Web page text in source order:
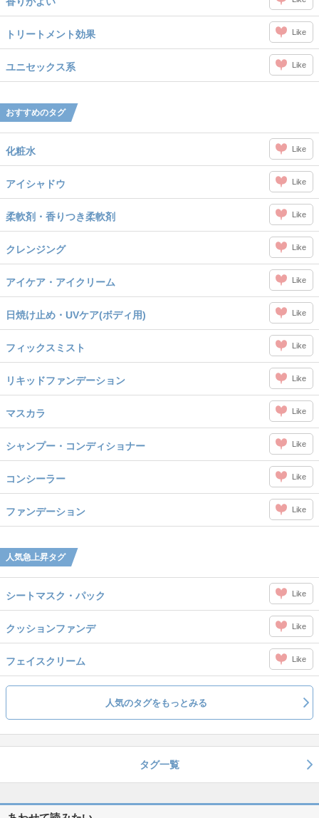
トリートメント効果 Like
ユニセックス系 Like
おすすめのタグ
化粧水 Like
アイシャドウ Like
柔軟剤・香りつき柔軟剤 Like
クレンジング Like
アイケア・アイクリーム Like
日焼け止め・UVケア(ボディ用) Like
フィックスミスト Like
リキッドファンデーション Like
マスカラ Like
シャンプー・コンディショナー Like
コンシーラー Like
ファンデーション Like
人気急上昇タグ
シートマスク・パック Like
クッションファンデ Like
フェイスクリーム Like
人気のタグをもっとみる
タグ一覧